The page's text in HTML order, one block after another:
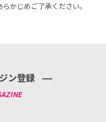
かじめご了承ください。
ン登録